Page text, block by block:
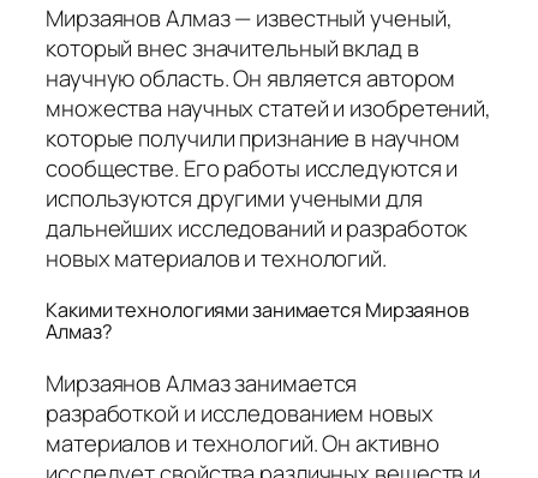
Мирзаянов Алмаз — известный ученый,
который внес значительный вклад в
научную область. Он является автором
множества научных статей и изобретений,
которые получили признание в научном
сообществе. Его работы исследуются и
используются другими учеными для
дальнейших исследований и разработок
новых материалов и технологий.
Какими технологиями занимается Мирзаянов
Алмаз?
Мирзаянов Алмаз занимается
разработкой и исследованием новых
материалов и технологий. Он активно